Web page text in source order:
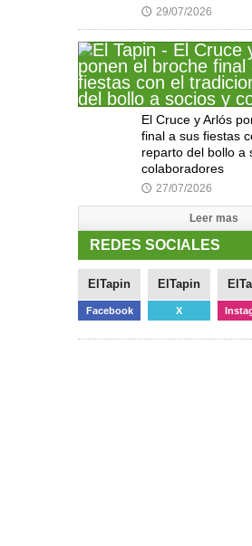
🕔 29/07/2026
El Cruce y Arlós
final a sus fiestas
reparto del bollo a
colaboradores
🕔 27/07/2026
Leer mas
REDES SOCIALES
ElTapin
Facebook
ElTapin
X